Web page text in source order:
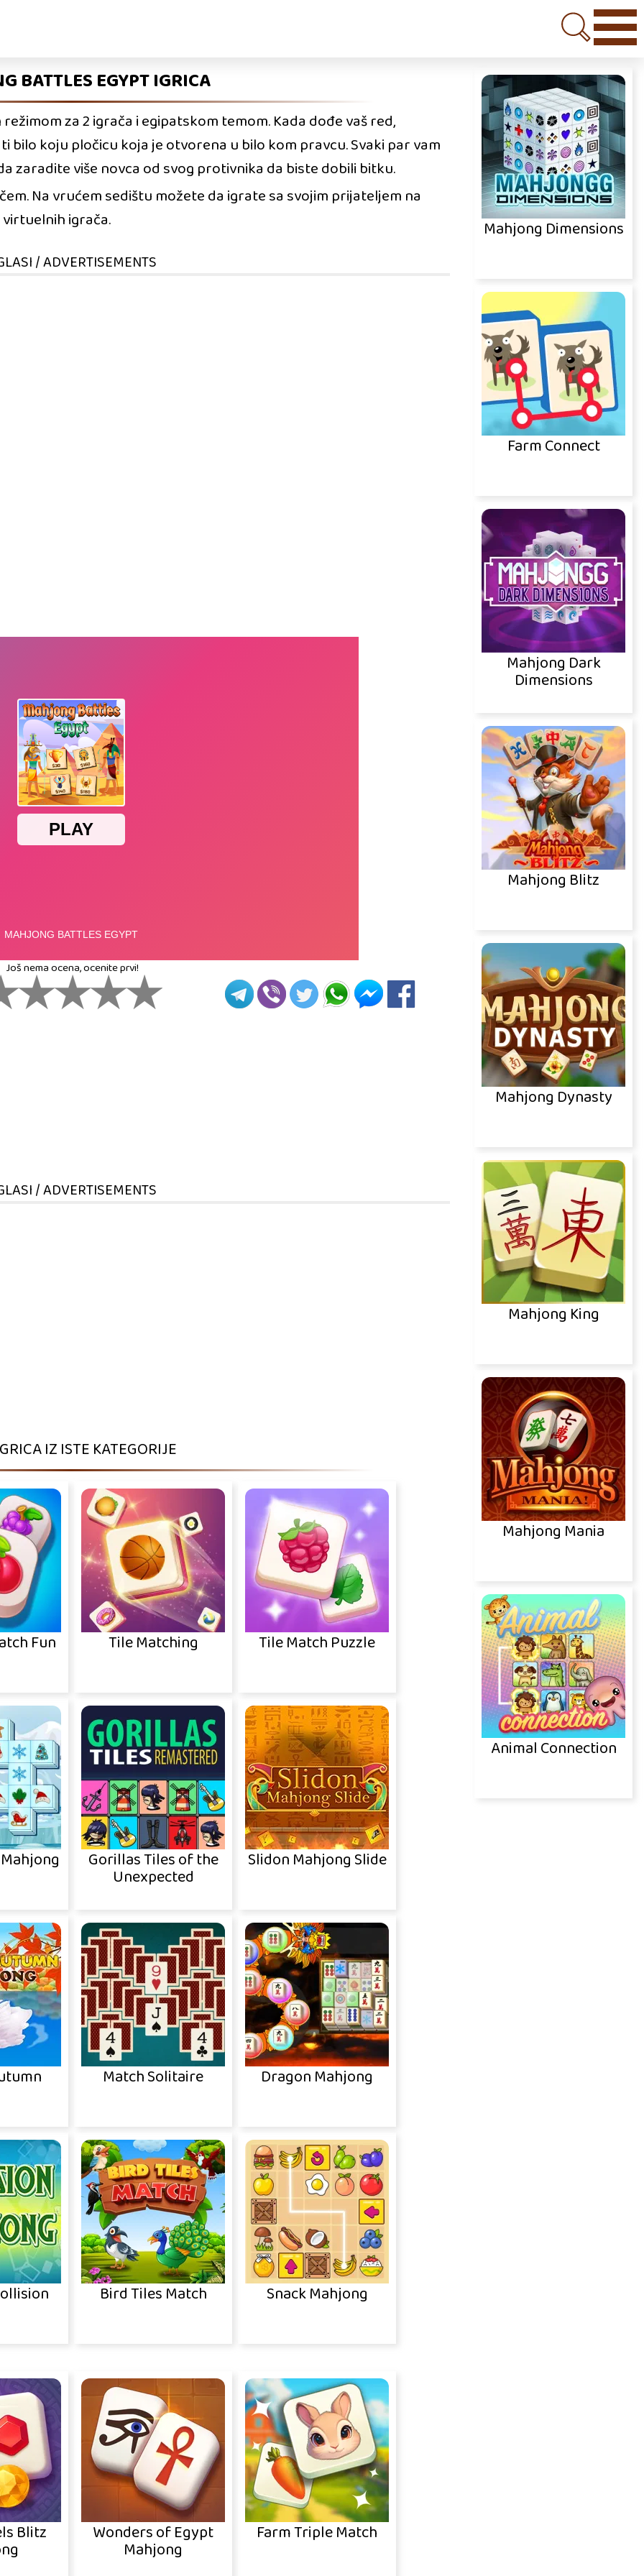
Blitz Wonders of Egypt
Mahjong
Farm Triple Match
BATTLES EGYPT IGRICA
za 2 igrača i egipatskom temom. Kada dođe vaš red,
koju pločicu koja je otvorena u bilo kom pravcu. Svaki par vam
zaradite više novca od svog protivnika da biste dobili bitku.
Na vrućem sedištu možete da igrate sa svojim prijateljem na
igrača.
/ ADVERTISEMENTS
Još nema ocena, ocenite prvi!
/ ADVERTISEMENTS
IZ ISTE KATEGORIJE
Fun Tile Matching Tile Match Puzzle
Gorillas Tiles of the
Unexpected
Slidon Mahjong Slide
Match Solitaire Dragon Mahjong
Bird Tiles Match Snack Mahjong
Mahjong Dimensions
Farm Connect
Mahjong Dark
Dimensions
Mahjong Blitz
Mahjong Dynasty
Mahjong King
Mahjong Mania
Animal Connection